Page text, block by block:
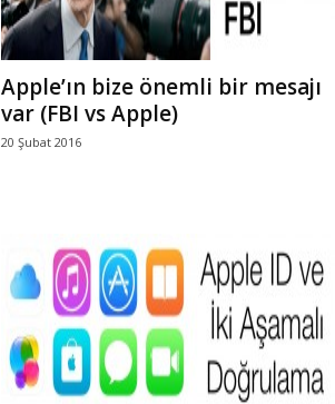
Apple’ın bize önemli bir mesajı
var (FBI vs Apple)
20 Şubat 2016